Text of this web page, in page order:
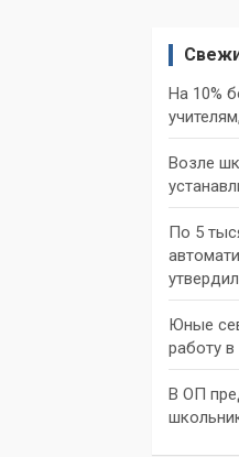
На 10%
Возле
По 5
Юные
работу
В ОП